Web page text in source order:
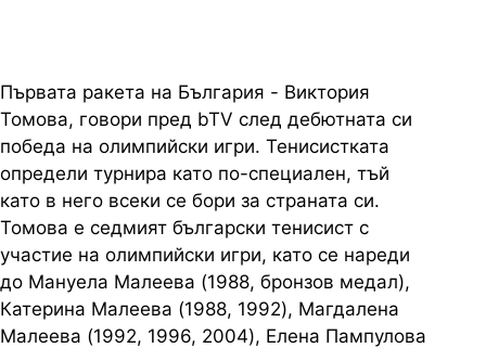
Първата ракета на България - Виктория
Томова, говори пред bTV след дебютната си
победа на олимпийски игри. Тенисистката
определи турнира като по-специален, тъй
като в него всеки се бори за страната си.
Томова е седмият български тенисист с
участие на олимпийски игри, като се нареди
до Мануела Малеева (1988, бронзов медал),
Катерина Малеева (1988, 1992), Магдалена
Малеева (1992, 1996, 2004), Елена Пампулова